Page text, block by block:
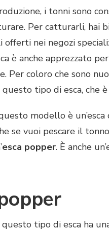
i tonni sono
Per catturarli, hai
nei negozi
è anche apprezzato per
Per coloro che sono
tipo di esca, che
modello è
se vuoi pescare il
esca popper. È anche
tipo di esca ha